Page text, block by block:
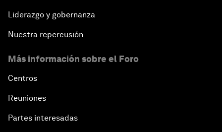
Liderazgo y gobernanza
Nuestra repercusión
Más información sobre el Foro
Centros
Reuniones
Partes interesadas